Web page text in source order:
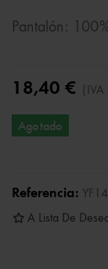
Pantalón:
18,40 € (IVA
Agotado
Referencia:
A Lista De